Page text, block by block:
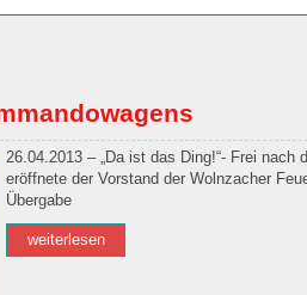
26.04.2013 – „Da ist das Ding!“- Frei nach
eröffnete der Vorstand der Wolnzacher
Übergabe
weiterlesen